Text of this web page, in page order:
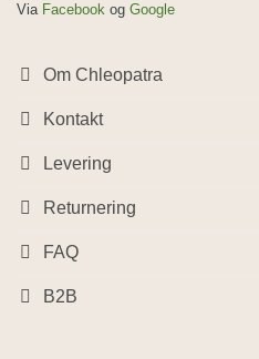
Via Facebook og Google
Om Chleopatra
Kontakt
Levering
Returnering
FAQ
B2B